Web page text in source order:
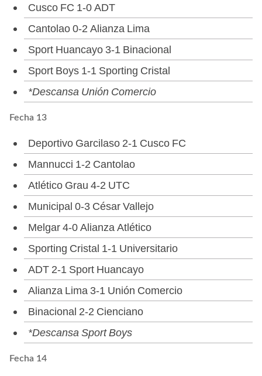
Cusco FC 1-0 ADT
Cantolao 0-2 Alianza Lima
Sport Huancayo 3-1 Binacional
Sport Boys 1-1 Sporting Cristal
*Descansa Unión Comercio
Fecha 13
Deportivo Garcilaso 2-1 Cusco FC
Mannucci 1-2 Cantolao
Atlético Grau 4-2 UTC
Municipal 0-3 César Vallejo
Melgar 4-0 Alianza Atlético
Sporting Cristal 1-1 Universitario
ADT 2-1 Sport Huancayo
Alianza Lima 3-1 Unión Comercio
Binacional 2-2 Cienciano
*Descansa Sport Boys
Fecha 14